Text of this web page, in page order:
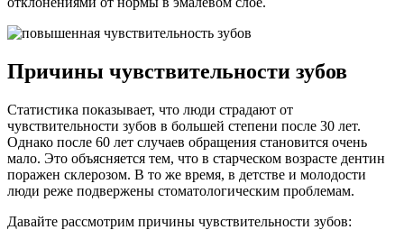
Причины чувствительности зубов
Статистика показывает, что люди страдают от
чувствительности зубов в большей степени после 30 лет.
Однако после 60 лет случаев обращения становится очень
мало. Это объясняется тем, что в старческом возрасте дентин
поражен склерозом. В то же время, в детстве и молодости
люди реже подвержены стоматологическим проблемам.
Давайте рассмотрим причины чувствительности зубов: